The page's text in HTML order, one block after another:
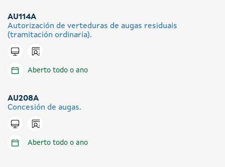
AU114A
Autorización de verteduras de augas residuais
(tramitación ordinaria).
Tramitar en liña
Icono presencial
Aberto todo o ano
AU208A
Concesión de augas.
Tramitar en liña
Icono presencial
Aberto todo o ano